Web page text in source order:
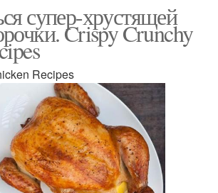
супер-хрустящей
Crispy Crunchy
Recipes